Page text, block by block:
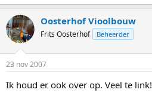
Oosterhof Vioolbouw
Frits Oosterhof Beheerder
23 nov 2007
Ik houd er ook over op. Veel te link!